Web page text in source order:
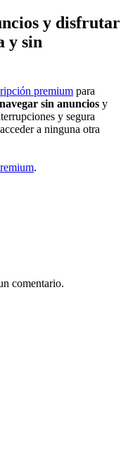
y disfrutar
y sin
premium para
navegar sin anuncios y
y segura
a ninguna otra
.
comentario.